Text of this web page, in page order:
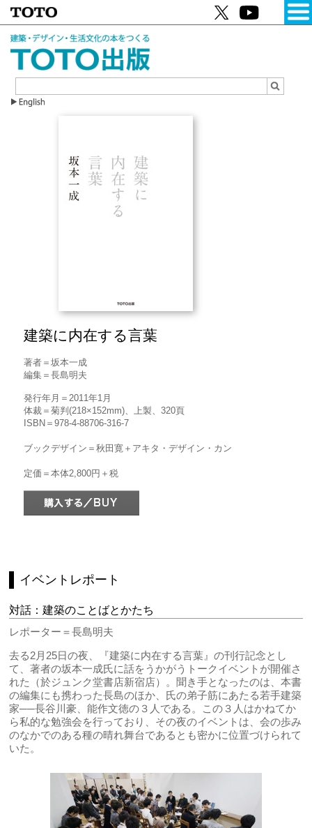
建築に内在する言葉
著者＝坂本一成
編集＝長島明夫
発行年月＝2011年1月
体裁＝菊判(218×152mm)、上製、320頁
ISBN＝978-4-88706-316-7
ブックデザイン＝秋田寛＋アキタ・デザイン・カン
定価＝本体2,800円＋税
イベントレポート
対話：建築のことばとかたち
レポーター＝長島明夫
去る2月25日の夜、『建築に内在する言葉』の刊行記念とし
て、著者の坂本一成氏に話をうかがうトークイベントが開催さ
れた（於ジュンク堂書店新宿店）。聞き手となったのは、本書
の編集にも携わった長島のほか、氏の弟子筋にあたる若手建築
家──長谷川豪、能作文徳の３人である。この３人はかねてか
ら私的な勉強会を行っており、その夜のイベントは、会の歩み
のなかでのある種の晴れ舞台であるとも密かに位置づけられて
いた。